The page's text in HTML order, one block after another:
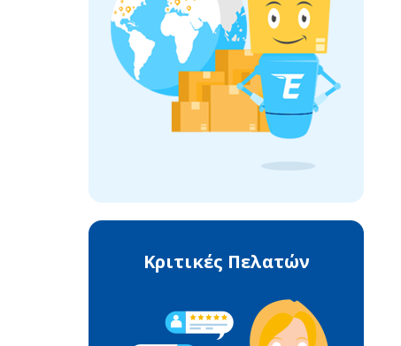
Κριτικές Πελατών